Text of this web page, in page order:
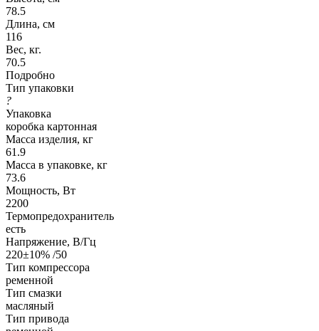
78.5
Длина, см
116
Вес, кг.
70.5
Подробно
Тип упаковки
?
Упаковка
коробка картонная
Масса изделия, кг
61.9
Масса в упаковке, кг
73.6
Мощность, Вт
2200
Термопредохранитель
есть
Напряжение, В/Гц
220±10% /50
Тип компрессора
ременной
Тип смазки
масляный
Тип привода